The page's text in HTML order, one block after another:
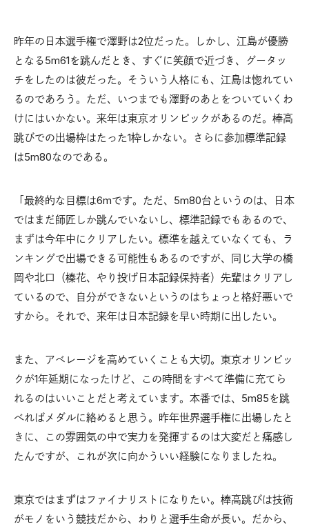
昨年の日本選手権で澤野は2位だった。しかし、江島が優勝
となる5m61を跳んだとき、すぐに笑顔で近づき、グータッ
チをしたのは彼だった。そういう人格にも、江島は惚れてい
るのであろう。ただ、いつまでも澤野のあとをついていくわ
けにはいかない。来年は東京オリンピックがあるのだ。棒高
跳びでの出場枠はたった1枠しかない。さらに参加標準記録
は5m80なのである。
「最終的な目標は6mです。ただ、5m80台というのは、日本
ではまだ師匠しか跳んでいないし、標準記録でもあるので、
まずは今年中にクリアしたい。標準を越えていなくても、ラ
ンキングで出場できる可能性もあるのですが、同じ大学の橋
岡や北口（榛花、やり投げ日本記録保持者）先輩はクリアし
ているので、自分ができないというのはちょっと格好悪いで
すから。それで、来年は日本記録を早い時期に出したい。
また、アベレージを高めていくことも大切。東京オリンピッ
クが1年延期になったけど、この時間をすべて準備に充てら
れるのはいいことだと考えています。本番では、5m85を跳
べればメダルに絡めると思う。昨年世界選手権に出場したと
きに、この雰囲気の中で実力を発揮するのは大変だと痛感し
たんですが、これが次に向かういい経験になりましたね。
東京ではまずはファイナリストになりたい。棒高跳びは技術
がモノをいう競技だから、わりと選手生命が長い。だから、